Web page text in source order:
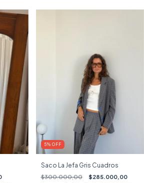
5% OFF
Saco La Jefa Gris Cuadros
$300.000,00 $285.000,00